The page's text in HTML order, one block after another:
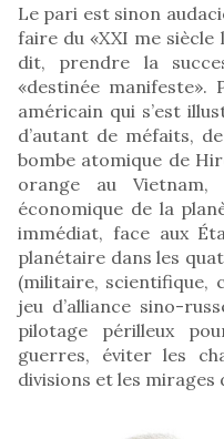
Le pari est sinon
faire du «XXI me siècle
dit, prendre la
«destinée manifeste».
américain qui s’est
d’autant de méfaits,
bombe atomique de
orange au
économique de la
immédiat, face aux
planétaire dans les
(militaire, scientifique,
jeu d’alliance sino-
pilotage périlleux
guerres, éviter les
divisions et les mirages